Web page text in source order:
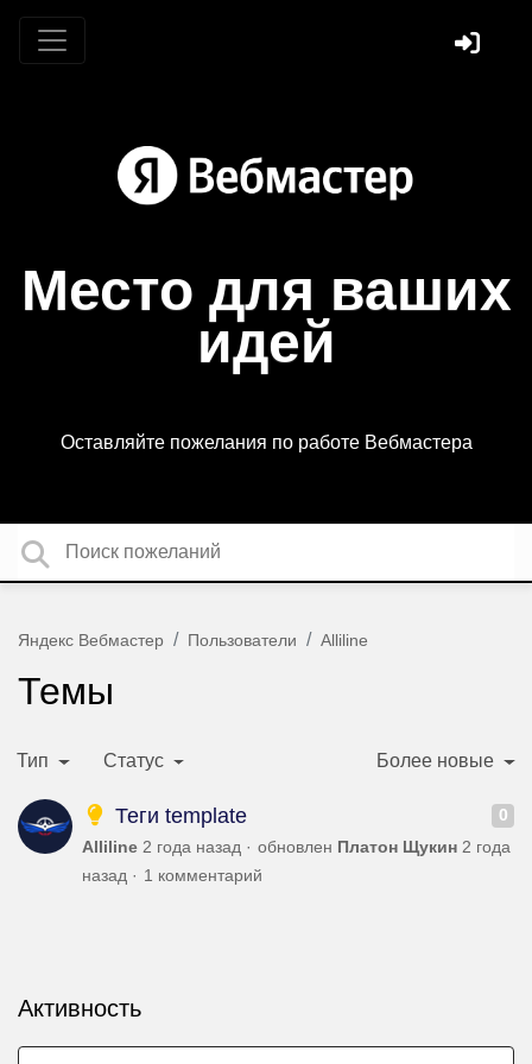
Место для ваших
идей
Оставляйте пожелания по работе Вебмастера
Яндекс Вебмастер Пользователи Alliline
Темы
Тип Статус Более новые
0
Теги template
Alliline 2 года назад обновлен Платон Щукин 2 года
назад
1 комментарий
Активность